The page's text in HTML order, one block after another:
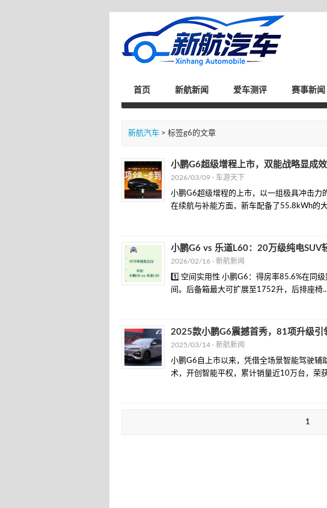
首页 新航新闻 爱车测评 赛事新闻
新航汽车 > 标签g6的文章
小鹏G6超级增程上市，双能战略显成效
2026/03/09 · 车游天下
小鹏G6超级增程的上市，以一组极具冲击力
在续航与补能方面，新车配备了55.8kWh的
小鹏G6 vs 乐道L60：20万级纯电SUV
2026/02/16 · 新航新闻
1️⃣ 空间实用性 小鹏G6：得房率85.6%在同
间。后备箱最大可扩展至1752升，后排座椅
2025款小鹏G6震撼首秀，81项升级引
2025/03/14 · 新航新闻
小鹏G6自上市以来，凭借全场景智能驾驶辅
术，开创智能平权，累计销量近10万台，荣
1